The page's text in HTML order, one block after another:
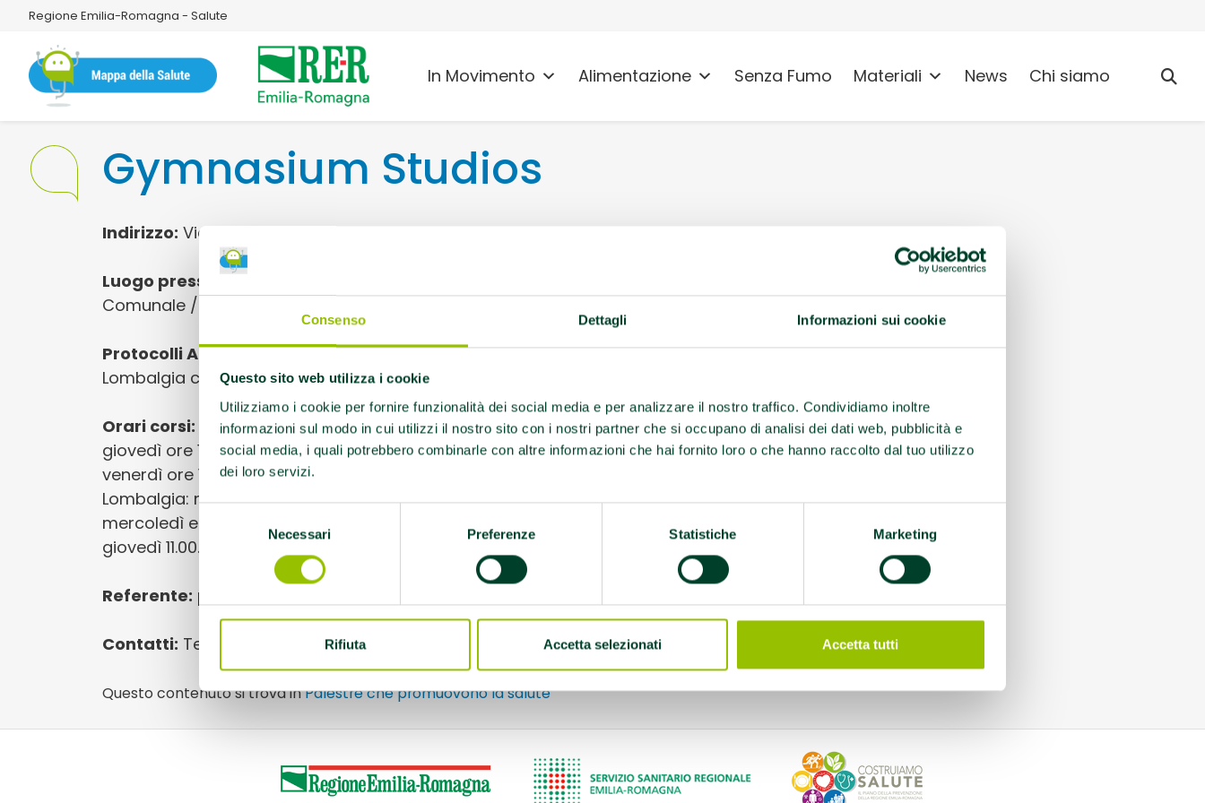
Consenso Dettagli Informazioni sui cookie
Questo sito web utilizza i cookie
Utilizziamo i cookie per fornire funzionalità dei social media e per analizzare il nostro traffico. Condividiamo inoltre
informazioni sul modo in cui utilizzi il nostro sito con i nostri partner che si occupano di analisi dei dati web, pubblicità e
social media, i quali potrebbero combinarle con altre informazioni che hai fornito loro o che hanno raccolto dal tuo utilizzo
dei loro servizi.
consenso
Necessari Preferenze Statistiche Marketing
Rifiuta Accetta selezionati Accetta tutti
Regione Emilia-Romagna - Salute
In Movimento Alimentazione Senza Fumo Materiali News Chi siamo
Gymnasium Studios
Indirizzo: Via Lombardia 36 40139 Bologna
Luogo presso cui si svolgono le attività AMA:
Comunale / Scolastica
Protocolli AMA:AFA Altra, AFA Ictus Cerebrale, AFA
Lombalgia cronica, AFA Parkinson, AFA Sclerosi Multipla
Orari corsi: Parkinson (patologia avanzata): martedì e
giovedì ore 10.00 Parkinson (gruppo avviato): mercoledì e
venerdì ore 10.00; Parkinson: lunedì e mercoledì 10.00;
Lombalgia: mercoledì e venerdì ore 9.00 Esiti di Ictus :
mercoledì e venerdì ore 11.00 Sclerosi multipla: martedì e
giovedì 11.00.
Referente: palestragymnasium@sogese.com
Contatti: Tel.051548587 - Cell 3489143415
Questo contenuto si trova inPalestre che promuovono la salute